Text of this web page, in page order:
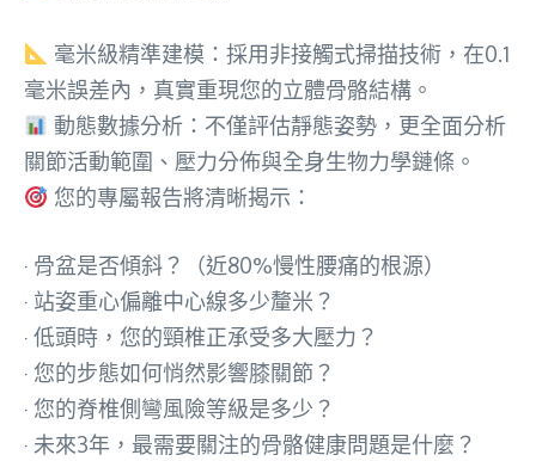
毫米級精準建模：採用非接觸式掃描技術，在0.1
毫米誤差內，真實重現您的立體骨骼結構。
動態數據分析：不僅評估靜態姿勢，更全面分析
關節活動範圍、壓力分佈與全身生物力學鏈條。
您的專屬報告將清晰揭示：
· 骨盆是否傾斜？（近80%慢性腰痛的根源）
· 站姿重心偏離中心線多少釐米？
· 低頭時，您的頸椎正承受多大壓力？
· 您的步態如何悄然影響膝關節？
· 您的脊椎側彎風險等級是多少？
· 未來3年，最需要關注的骨骼健康問題是什麼？